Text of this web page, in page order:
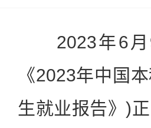
2023年6月9
《2023年中国
生就业报告》)